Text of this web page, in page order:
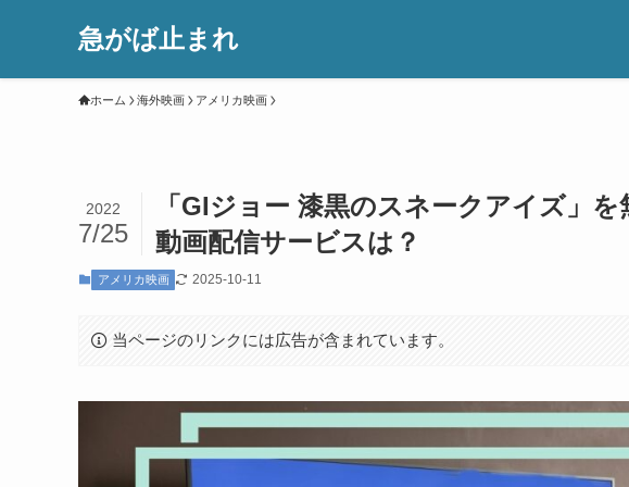
急がば止まれ
ホーム 海外映画 アメリカ映画
「GIジョー 漆黒のスネークアイズ」
動画配信サービスは？
2022
7/25
アメリカ映画 2025-10-11
当ページのリンクには広告が含まれています。